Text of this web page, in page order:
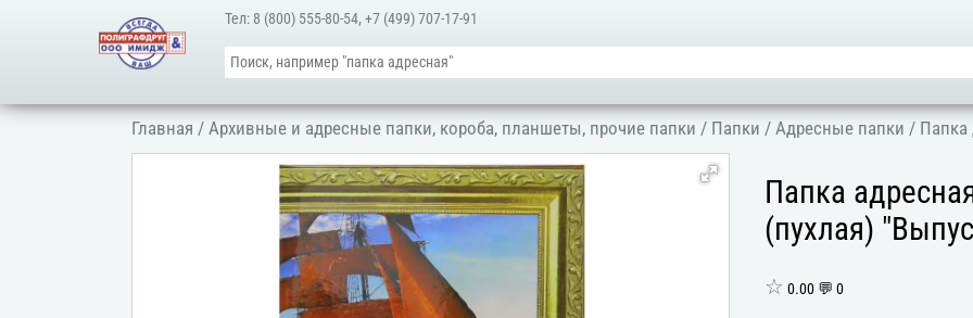
Тел: 8 (800) 555-80-54,+7 (499) 707-17-91
Главная /Архивные и адресные папки, короба, планшеты, прочие папки / Папки /Адресные папки / Папка
Папка
(пухлая)
☆ 0.00 💬 0